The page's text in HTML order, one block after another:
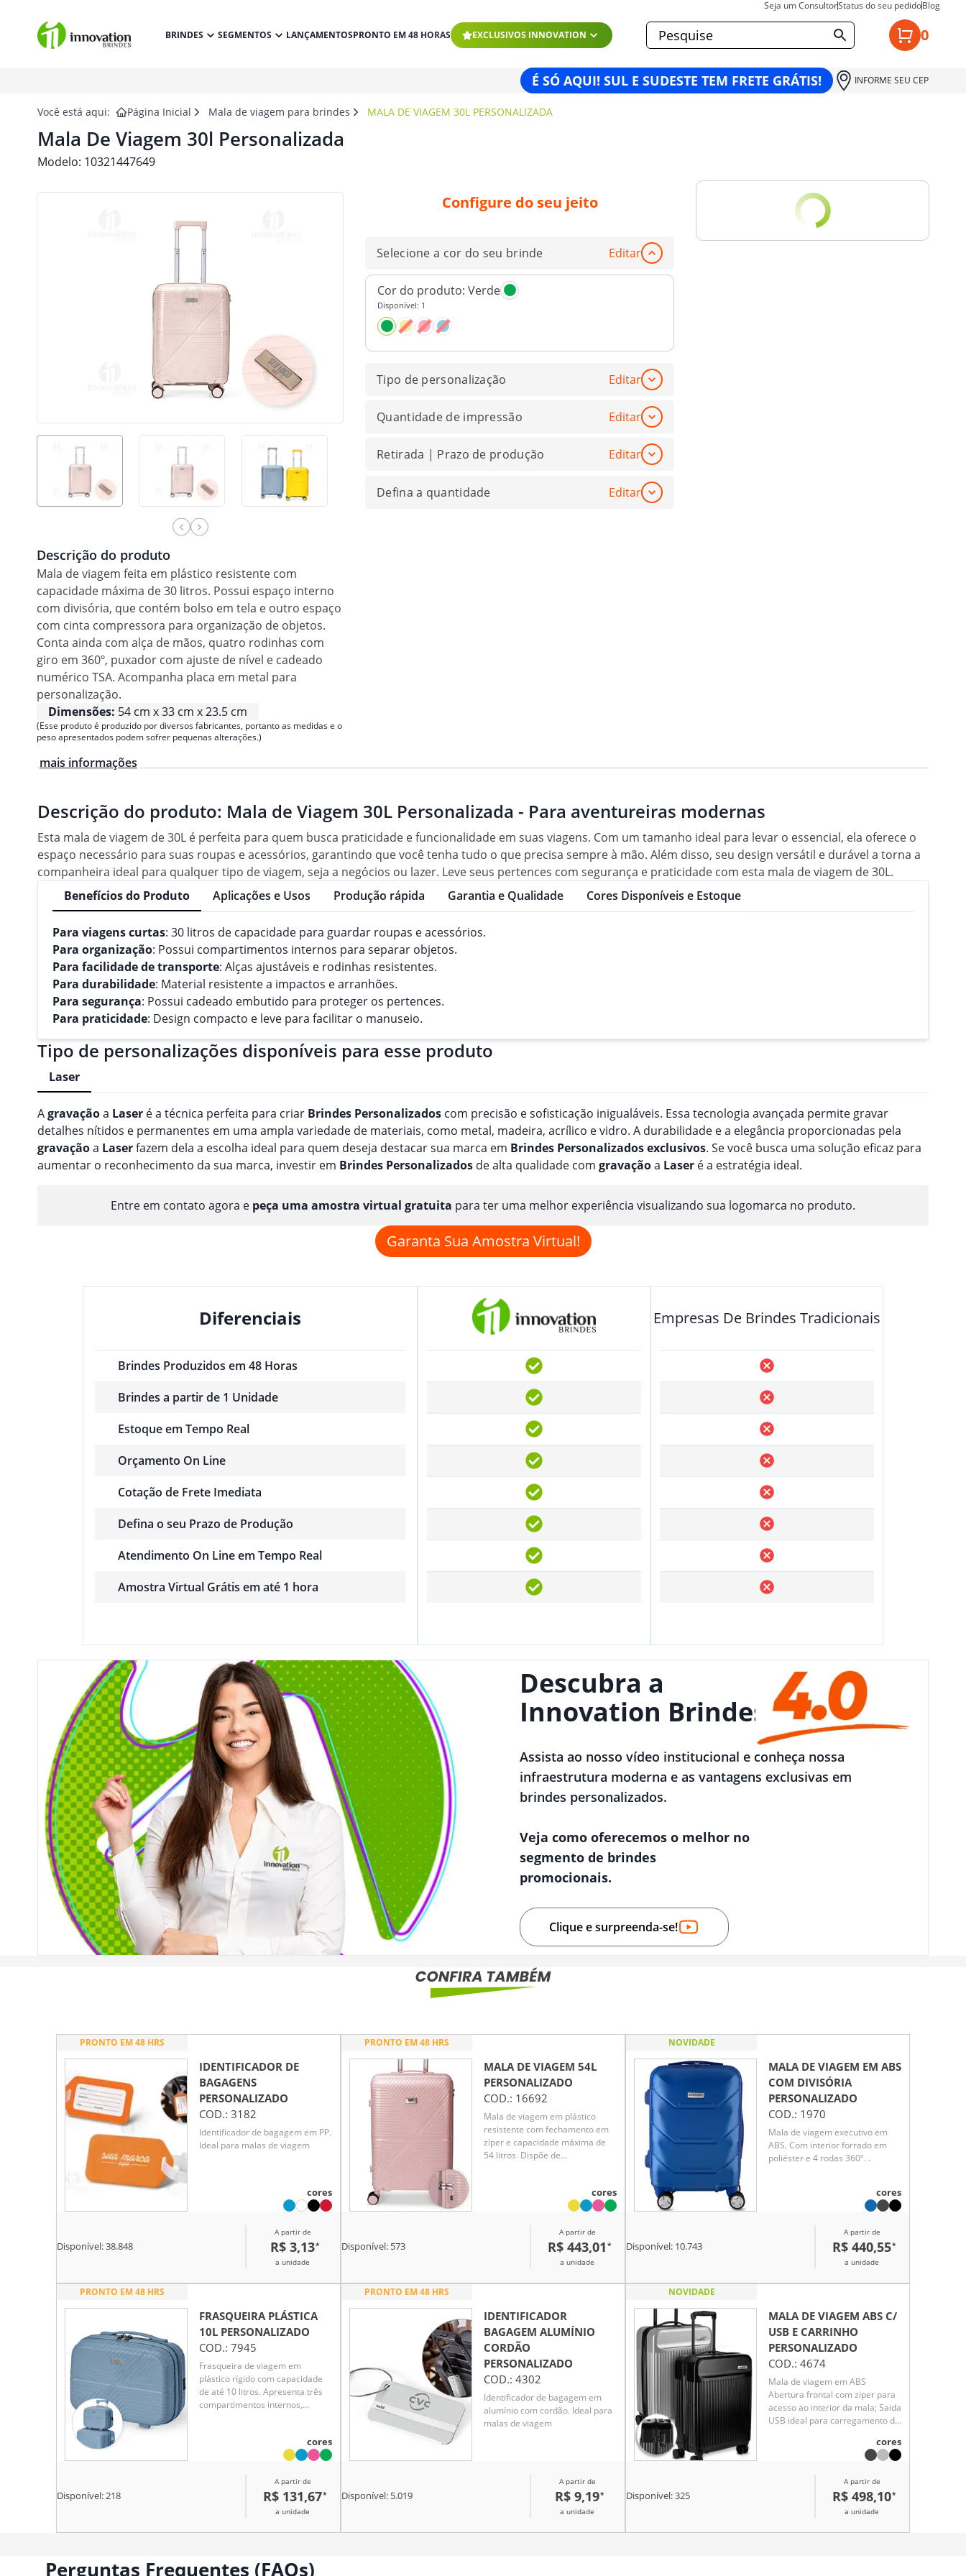
Seja um ConsultorStatus do seu pedidoBlog
BRINDES SEGMENTOS LANÇAMENTOSPRONTO EM 48 HORAS EXCLUSIVOS INNOVATION 0
É SÓ AQUI! SUL E SUDESTE TEM FRETE GRÁTIS! INFORME SEU CEP
Você está aqui: Página Inicial Mala de viagem para brindes MALA DE VIAGEM 30L PERSONALIZADA
Mala De Viagem 30l Personalizada
Modelo: 10321447649
Descrição do produto
Mala de viagem feita em plástico resistente com
capacidade máxima de 30 litros. Possui espaço interno
com divisória, que contém bolso em tela e outro espaço
com cinta compressora para organização de objetos.
Conta ainda com alça de mãos, quatro rodinhas com
giro em 360º, puxador com ajuste de nível e cadeado
numérico TSA. Acompanha placa em metal para
personalização.
Dimensões: 54 cm x 33 cm x 23.5 cm
(Esse produto é produzido por diversos fabricantes, portanto as medidas e o
peso apresentados podem sofrer pequenas alterações.)
Configure do seu jeito
Selecione a cor do seu brinde Editar
Cor do produto: Verde
Disponível: 1
Tipo de personalização Editar
Quantidade de impressão Editar
Retirada | Prazo de produção Editar
Defina a quantidade Editar
mais informações
Descrição do produto: Mala de Viagem 30L Personalizada - Para aventureiras modernas
Esta mala de viagem de 30L é perfeita para quem busca praticidade e funcionalidade em suas viagens. Com um tamanho ideal para levar o essencial, ela oferece o
espaço necessário para suas roupas e acessórios, garantindo que você tenha tudo o que precisa sempre à mão. Além disso, seu design versátil e durável a torna a
companheira ideal para qualquer tipo de viagem, seja a negócios ou lazer. Leve seus pertences com segurança e praticidade com esta mala de viagem de 30L.
Benefícios do Produto
Aplicações e Usos Produção rápida Garantia e Qualidade Cores Disponíveis e Estoque
Para viagens curtas: 30 litros de capacidade para guardar roupas e acessórios.
Para organização: Possui compartimentos internos para separar objetos.
Para facilidade de transporte: Alças ajustáveis e rodinhas resistentes.
Para durabilidade: Material resistente a impactos e arranhões.
Para segurança: Possui cadeado embutido para proteger os pertences.
Para praticidade: Design compacto e leve para facilitar o manuseio.
Tipo de personalizações disponíveis para esse produto
Laser
Agravaçãoa Laser é a técnica perfeita para criar Brindes Personalizados com precisão e sofisticação inigualáveis. Essa tecnologia avançada permite gravar
detalhes nítidos e permanentes em uma ampla variedade de materiais, como metal, madeira, acrílico e vidro. A durabilidade e a elegância proporcionadas pela
gravaçãoa Laserfazem dela a escolha ideal para quem deseja destacar sua marca em Brindes Personalizadosexclusivos. Se você busca uma solução eficaz para
aumentar o reconhecimento da sua marca, investir em Brindes Personalizados de alta qualidade com gravaçãoa Laser é a estratégia ideal.
Entre em contato agora e peça uma amostra virtual gratuita para ter uma melhor experiência visualizando sua logomarca no produto.
Garanta Sua Amostra Virtual!
Diferenciais
Brindes Produzidos em 48 Horas
Brindes a partir de 1 Unidade
Estoque em Tempo Real
Orçamento On Line
Cotação de Frete Imediata
Defina o seu Prazo de Produção
Atendimento On Line em Tempo Real
Amostra Virtual Grátis em até 1 hora
Empresas De Brindes Tradicionais
Descubra a
Innovation Brindes
Assista ao nosso vídeo institucional e conheça nossa
infraestrutura moderna e as vantagens exclusivas em
brindes personalizados.
Veja como oferecemos o melhor no
segmento de brindes
promocionais.
Clique e surpreenda-se!
PRONTO EM 48 HRS
IDENTIFICADOR DE
BAGAGENS
PERSONALIZADO
COD.: 3182
Identificador de bagagem em PP.
Ideal para malas de viagem
cores
Disponível:38.848
A partir de
R$ 3,13*
a unidade
PRONTO EM 48 HRS
MALA DE VIAGEM 54L
PERSONALIZADO
COD.: 16692
Mala de viagem em plástico
resistente com fechamento em
zíper e capacidade máxima de
54 litros. Dispõe de
tela de malha, além de cinta
compressora no lado oposto
Conta com duas alças de mão,
uma superior e outra lateral,
quatro apoios laterais, dois
360 graus, puxador metálico
cadeado numérico TSA.
cores
Disponível: 573
A partir de
R$ 443,01 *
a unidade
NOVIDADE
MALA DE VIAGEM EM ABS
COM DIVISÓRIA
PERSONALIZADO
COD.: 1970
Mala de viagem executivo em
ABS. Com interior forrado em
poliéster e 4 rodas 360º. .
cores
Disponível: 10.743
A partir de
R$ 440,55*
a unidade
PRONTO EM 48 HRS
FRASQUEIRA PLÁSTICA
10L PERSONALIZADO
COD.: 7945
Frasqueira de viagem em
plástico rígido com capacidade
de até 10 litros. Apresenta três
compartimentos internos,
quatro apoios reforçados na
parte inferior, alça de mão e
encaixe em malas maiores.
Acompanha placa em metal para
cores
Disponível:218
A partir de
R$ 131,67*
a unidade
PRONTO EM 48 HRS
IDENTIFICADOR
BAGAGEM ALUMÍNIO
CORDÃO
PERSONALIZADO
COD.: 4302
Identificador de bagagem em
alumínio com cordão. Ideal para
malas de viagem
Disponível: 5.019
A partir de
R$ 9,19*
a unidade
NOVIDADE
MALA DE VIAGEM ABS C/
USB E CARRINHO
PERSONALIZADO
COD.: 4674
Mala de viagem em ABS
Abertura frontal com ziper para
acesso ao interior da mala; Saida
USB ideal para carregamento de
carrinho de aço; Alça de mão na
Plaquinha de metal sem
personalização. Mala perfurada
para aplicação da plaquinha.
cores
Disponível:325
A partir de
R$ 498,10*
a unidade
Perguntas Frequentes (FAQs)